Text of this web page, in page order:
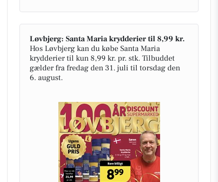
Løvbjerg: Santa Maria krydderier til 8,99 kr.
Hos Løvbjerg kan du købe Santa Maria
krydderier til kun 8,99 kr. pr. stk. Tilbuddet
gælder fra fredag den 31. juli til torsdag den
6. august.